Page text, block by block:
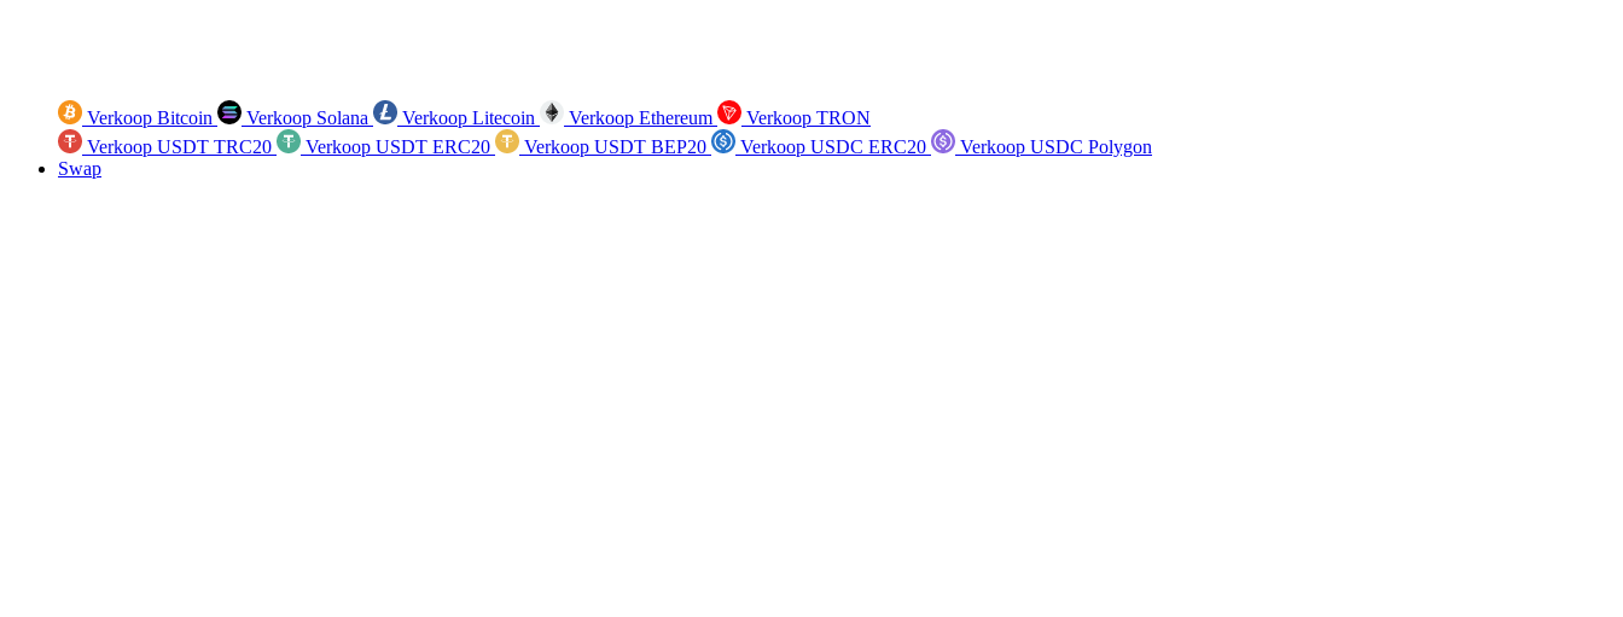
Verkoop Bitcoin Verkoop Solana Verkoop Litecoin Verkoop Ethereum
Verkoop TRON
Verkoop USDT TRC20
Verkoop USDT ERC20 Verkoop USDT BEP20 Verkoop USDC ERC20
Verkoop USDC Polygon
Swap